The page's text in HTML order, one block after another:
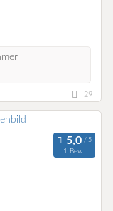
29
1 Bew.